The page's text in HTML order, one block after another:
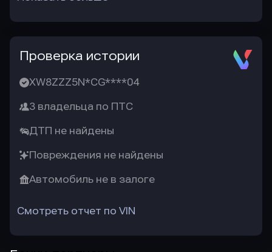
Проверка истории
XW8ZZZ5N*CG****04
3 владельца по ПТС
ДТП не найдены
Повреждения не найдены
Автомобиль не в залоге
Смотреть отчет по VIN